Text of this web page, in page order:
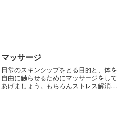
マッサージ
日常のスキンシップをとる目的と、体を
自由に触らせるためにマッサージをして
あげましょう。もちろんストレス解消に